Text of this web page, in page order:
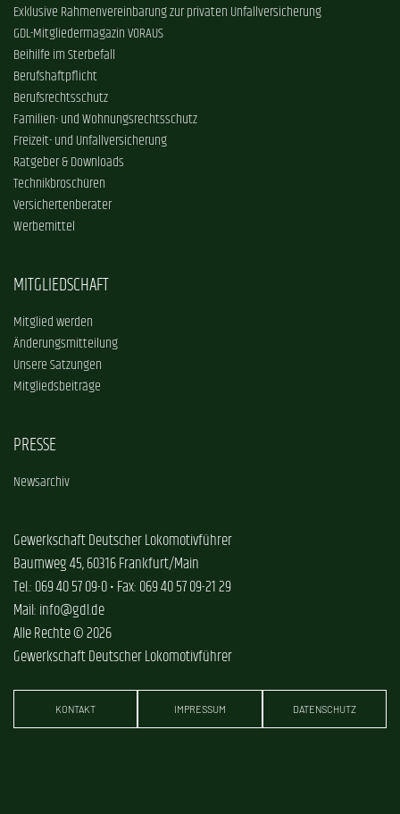
Exklusive Rahmenvereinbarung zur privaten Unfallversicherung
GDL-Mitgliedermagazin VORAUS
Beihilfe im Sterbefall
Berufshaftpflicht
Berufsrechtsschutz
Familien- und Wohnungsrechtsschutz
Freizeit- und Unfallversicherung
Ratgeber & Downloads
Technikbroschüren
Versichertenberater
Werbemittel
MITGLIEDSCHAFT
Mitglied werden
Änderungsmitteilung
Unsere Satzungen
Mitgliedsbeiträge
PRESSE
Newsarchiv
Gewerkschaft Deutscher Lokomotivführer
Baumweg 45, 60316 Frankfurt/Main
Tel.: 069 40 57 09-0 • Fax: 069 40 57 09-21 29
Mail: info@gdl.de
Alle Rechte © 2026
Gewerkschaft Deutscher Lokomotivführer
KONTAKT IMPRESSUM DATENSCHUTZ